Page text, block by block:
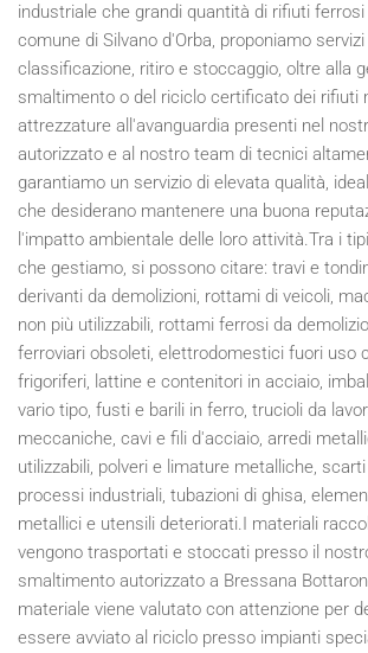
industriale che grandi quantità di rifiuti
comune di Silvano d'Orba, proponiamo
classificazione, ritiro e stoccaggio, oltre alla
smaltimento o del riciclo certificato dei rifiuti
attrezzature all'avanguardia presenti nel
autorizzato e al nostro team di tecnici
garantiamo un servizio di elevata qualità,
che desiderano mantenere una buona
l'impatto ambientale delle loro attività.Tra i
che gestiamo, si possono citare: travi e
derivanti da demolizioni, rottami di veicoli,
non più utilizzabili, rottami ferrosi da
ferroviari obsoleti, elettrodomestici fuori uso
frigoriferi, lattine e contenitori in acciaio,
vario tipo, fusti e barili in ferro, trucioli da
meccaniche, cavi e fili d'acciaio, arredi
utilizzabili, polveri e limature metalliche,
processi industriali, tubazioni di ghisa,
metallici e utensili deteriorati.I materiali
vengono trasportati e stoccati presso il
smaltimento autorizzato a Bressana
materiale viene valutato con attenzione per
essere avviato al riciclo presso impianti